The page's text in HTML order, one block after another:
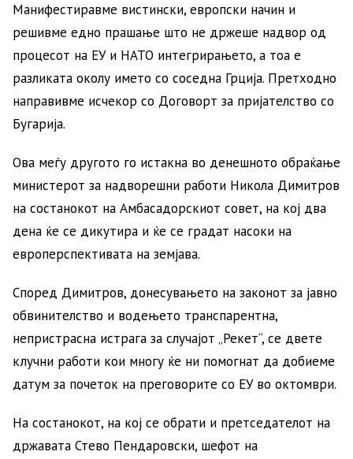
Манифестиравме вистински, европски начин и
решивме едно прашање што не држеше надвор од
процесот на ЕУ и НАТО интегрирањето, а тоа е
разликата околу името со соседна Грција. Претходно
направивме исчекор со Договорт за пријателство со
Бугарија.
Ова меѓу другото го истакна во денешното обраќање
министерот за надворешни работи Никола Димитров
на состанокот на Амбасадорскиот совет, на кој два
дена ќе се дикутира и ќе се градат насоки на
европерспективата на земјава.
Според Димитров, донесувањето на законот за јавно
обвинителство и водењето транспарентна,
непристрасна истрага за случајот „Рекет“, се двете
клучни работи кои многу ќе ни помогнат да добиеме
датум за почеток на преговорите со ЕУ во октомври.
На состанокот, на кој се обрати и претседателот на
државата Стево Пендаровски, шефот на